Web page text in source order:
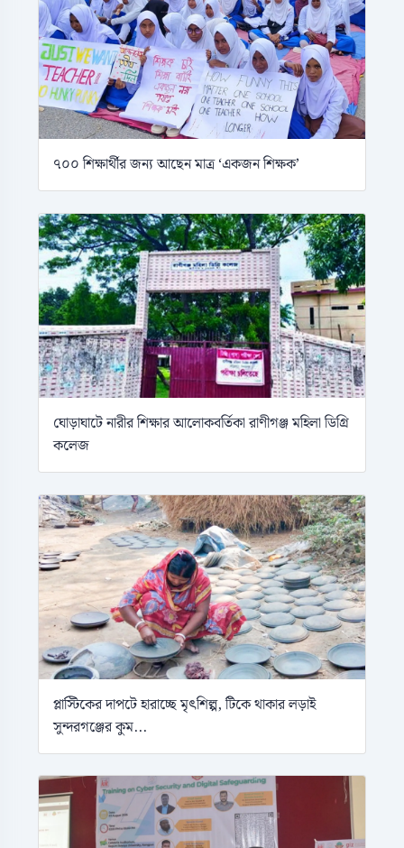
৭০০ শিক্ষার্থীর জন্য আছেন মাত্র ‘একজন শিক্ষক’
ঘোড়াঘাটে নারীর শিক্ষার আলোকবর্তিকা রাণীগঞ্জ মহিলা ডিগ্রি
কলেজ
প্লাস্টিকের দাপটে হারাচ্ছে মৃৎশিল্প, টিকে থাকার লড়াই
সুন্দরগঞ্জের কুম...